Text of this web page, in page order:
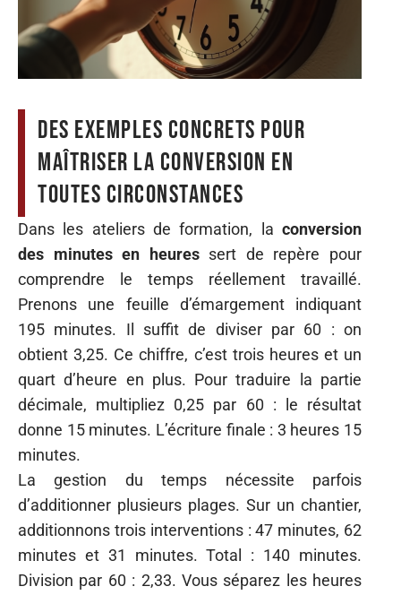
Des exemples concrets pour
maîtriser la conversion en
toutes circonstances
Dans les ateliers de formation, la conversion
des minutes en heuressert de repère pour
comprendre le temps réellement travaillé.
Prenons une feuille d’émargement indiquant
195 minutes. Il suffit de diviser par 60 : on
obtient 3,25. Ce chiffre, c’est trois heures et un
quart d’heure en plus. Pour traduire la partie
décimale, multipliez 0,25 par 60 : le résultat
donne 15 minutes. L’écriture finale : 3 heures 15
minutes.
La gestion du temps nécessite parfois
d’additionner plusieurs plages. Sur un chantier,
additionnons trois interventions : 47 minutes, 62
minutes et 31 minutes. Total : 140 minutes.
Division par 60 : 2,33. Vous séparez les heures